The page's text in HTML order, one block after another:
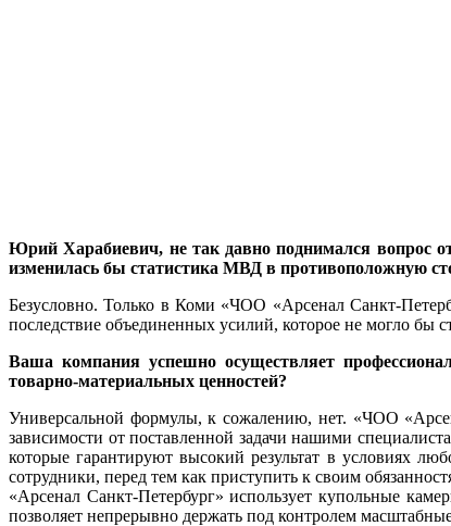
Юрий Харабиевич, не так давно поднимался вопрос
изменилась бы статистика МВД в противоположную
Безусловно. Только в Коми «ЧОО «Арсенал Санкт-
последствие объединенных усилий, которое не могло бы
Ваша компания успешно осуществляет
товарно-материальных ценностей?
Универсальной формулы, к сожалению, нет. «ЧОО
зависимости от поставленной задачи нашими
которые гарантируют высокий результат в условиях
сотрудники, перед тем как приступить к своим
«Арсенал Санкт-Петербург» использует купольные
позволяет непрерывно держать под контролем